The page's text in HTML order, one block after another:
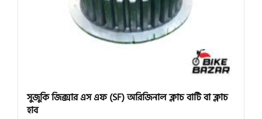
সুজুকি জিক্সার এস এফ (SF) অরিজিনাল ক্লাচ বাটি বা ক্লাচ
হাব